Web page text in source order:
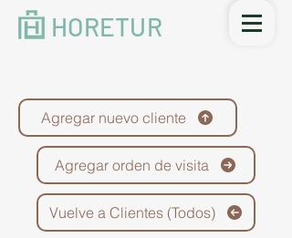
HORETUR
Agregar nuevo cliente
Agregar orden de visita
Vuelve a Clientes (Todos)